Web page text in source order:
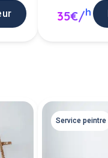
35€/h
Service peintre